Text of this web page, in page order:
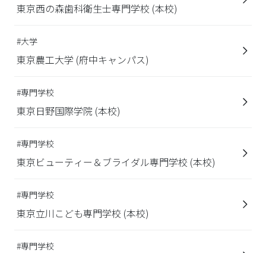
東京西の森歯科衛生士専門学校 (本校)
#大学
東京農工大学 (府中キャンパス)
#専門学校
東京日野国際学院 (本校)
#専門学校
東京ビューティー＆ブライダル専門学校 (本校)
#専門学校
東京立川こども専門学校 (本校)
#専門学校